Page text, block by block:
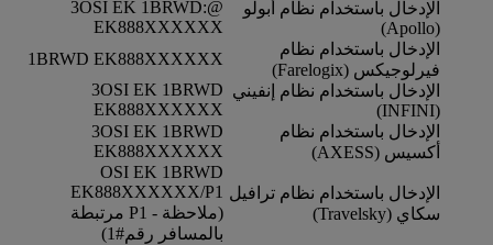
الإدخال باستخدام نظام أبولو
(Apollo)
@:3OSI EK 1BRWD
EK888XXXXXX
الإدخال باستخدام نظام
فيرلوجيكس (Farelogix)
1BRWD EK888XXXXXX
الإدخال باستخدام نظام إنفيني
(INFINI)
3OSI EK 1BRWD
EK888XXXXXX
الإدخال باستخدام نظام
أكسيس (AXESS)
3OSI EK 1BRWD
EK888XXXXXX
الإدخال باستخدام نظام ترافيل
سكاي (Travelsky)
OSI EK 1BRWD
EK888XXXXXX/P1
(ملاحظة - P1 مرتبطة
بالمسافر رقم#1)